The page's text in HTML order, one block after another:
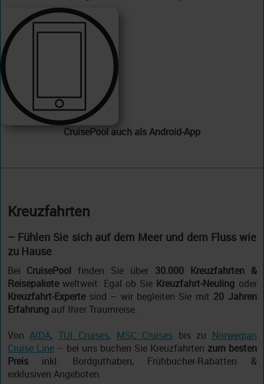
CruisePool auch als Android-App
Kreuzfahrten
– Fühlen Sie sich auf dem Meer und dem Fluss wie
zu Hause
Bei CruisePool finden Sie über 30.000 Kreuzfahrten &
Reisepaketeweltweit. Egal ob Sie Kreuzfahrt-Neuling oder
Kreuzfahrt-Expertesind – wir begleiten Sie mit 20 Jahren
Erfahrungauf Ihrer Traumreise.
Von AIDA, TUI Cruises, MSC Cruises bis zu Norwegian
Cruise Line– bei uns buchen Sie Kreuzfahrten zum besten
Preisinkl. Bordguthaben, Frühbucher-Rabatten &
exklusiven Angeboten.